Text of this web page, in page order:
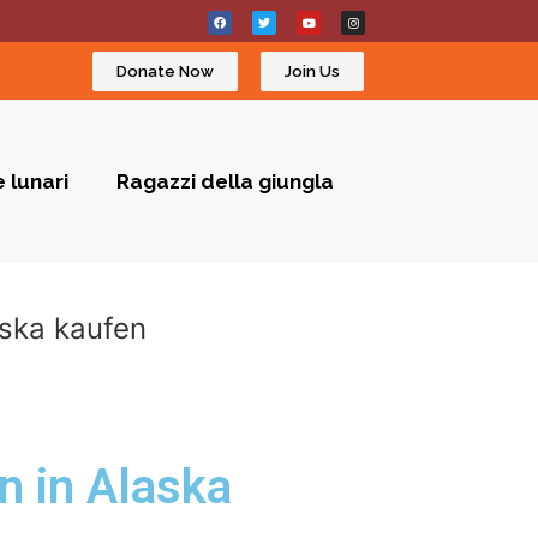
Donate Now Join Us
lunari Ragazzi della giungla
kaufen
in Alaska